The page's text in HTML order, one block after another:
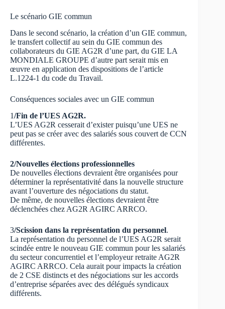
Le scénario GIE commun
Dans le second scénario, la création d’un GIE commun,
le transfert collectif au sein du GIE commun des
collaborateurs du GIE AG2R d’une part, du GIE LA
MONDIALE GROUPE d’autre part serait mis en
œuvre en application des dispositions de l’article
L.1224-1 du code du Travail.
Conséquences sociales avec un GIE commun
1/Fin de l’UES AG2R.
L’UES AG2R cesserait d’exister puisqu’une UES ne
peut pas se créer avec des salariés sous couvert de CCN
différentes.
2/Nouvelles élections professionnelles
De nouvelles élections devraient être organisées pour
déterminer la représentativité dans la nouvelle structure
avant l’ouverture des négociations du statut.
De même, de nouvelles élections devraient être
déclenchées chez AG2R AGIRC ARRCO.
3/Scission dans la représentation du personnel.
La représentation du personnel de l’UES AG2R serait
scindée entre le nouveau GIE commun pour les salariés
du secteur concurrentiel et l’employeur retraite AG2R
AGIRC ARRCO. Cela aurait pour impacts la création
de 2 CSE distincts et des négociations sur les accords
d’entreprise séparées avec des délégués syndicaux
différents.